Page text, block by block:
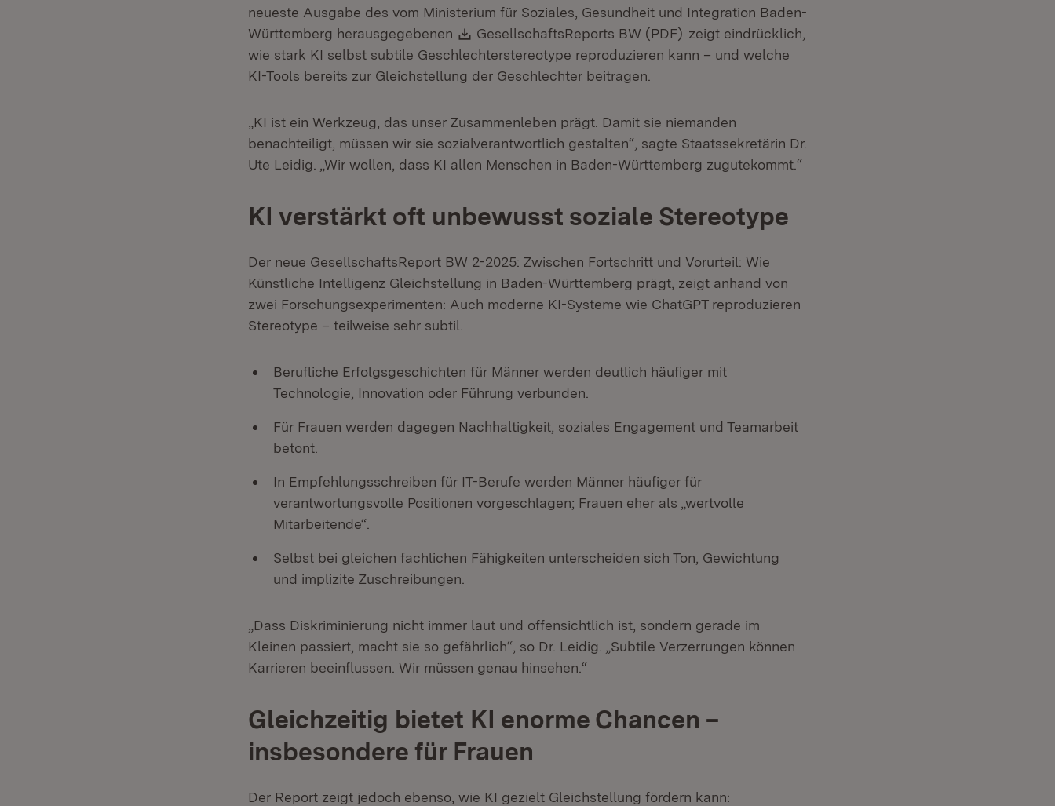
neueste Ausgabe des vom Ministerium für Soziales, Gesundheit und Integration Baden-
Württemberg herausgegebenen
Download:
GesellschaftsReports BW (PDF) (Öffnet in neuem Fenster)
zeigt eindrücklich,
wie stark KI selbst subtile Geschlechterstereotype reproduzieren kann – und welche
KI-Tools bereits zur Gleichstellung der Geschlechter beitragen.
„KI ist ein Werkzeug, das unser Zusammenleben prägt. Damit sie niemanden
benachteiligt, müssen wir sie sozialverantwortlich gestalten“, sagte Staatssekretärin Dr.
Ute Leidig. „Wir wollen, dass KI allen Menschen in Baden-Württemberg zugutekommt.“
KI verstärkt oft unbewusst soziale Stereotype
Der neue GesellschaftsReport BW 2-2025: Zwischen Fortschritt und Vorurteil: Wie
Künstliche Intelligenz Gleichstellung in Baden-Württemberg prägt, zeigt anhand von
zwei Forschungsexperimenten: Auch moderne KI-Systeme wie ChatGPT reproduzieren
Stereotype – teilweise sehr subtil.
Berufliche Erfolgsgeschichten für Männer werden deutlich häufiger mit
Technologie, Innovation oder Führung verbunden.
Für Frauen werden dagegen Nachhaltigkeit, soziales Engagement und Teamarbeit
betont.
In Empfehlungsschreiben für IT-Berufe werden Männer häufiger für
verantwortungsvolle Positionen vorgeschlagen; Frauen eher als „wertvolle
Mitarbeitende“.
Selbst bei gleichen fachlichen Fähigkeiten unterscheiden sich Ton, Gewichtung
und implizite Zuschreibungen.
„Dass Diskriminierung nicht immer laut und offensichtlich ist, sondern gerade im
Kleinen passiert, macht sie so gefährlich“, so Dr. Leidig. „Subtile Verzerrungen können
Karrieren beeinflussen. Wir müssen genau hinsehen.“
Gleichzeitig bietet KI enorme Chancen –
insbesondere für Frauen
Der Report zeigt jedoch ebenso, wie KI gezielt Gleichstellung fördern kann: